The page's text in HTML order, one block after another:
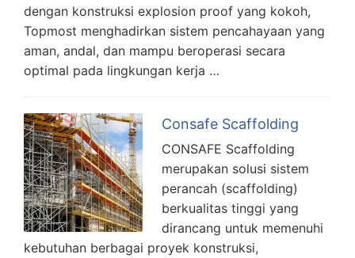
dengan konstruksi explosion proof yang kokoh,
Topmost menghadirkan sistem pencahayaan yang
aman, andal, dan mampu beroperasi secara
optimal pada lingkungan kerja …
Consafe Scaffolding
CONSAFE Scaffolding
merupakan solusi sistem
perancah (scaffolding)
berkualitas tinggi yang
dirancang untuk memenuhi
kebutuhan berbagai proyek konstruksi,